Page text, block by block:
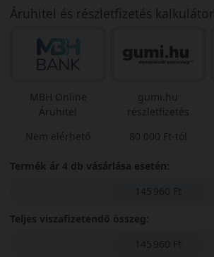
Áruhitel és részletfizetés kalkulátor
MBH Online
Áruhitel
Nem elérhető
gumi.hu
részletfizetés
80 000 Ft-tól
Termék ár 4 db vásárlása esetén:
145 960 Ft
Teljes viszafizetendő összeg:
145 960 Ft